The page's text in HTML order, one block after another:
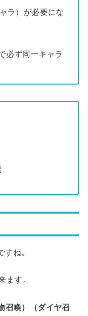
ラ）が必要にな
必ず同一キャラ
ね。
ます。
召喚）（ダイヤ召